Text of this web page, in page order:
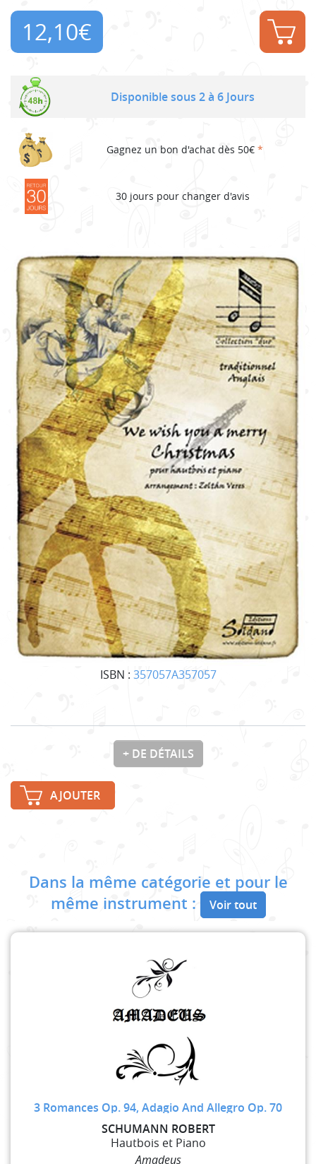
ISBN : 357057A357057
12,10€
Disponible sous 2 à 6 Jours
Gagnez un bon d'achat dès 50€ *
30 jours pour changer d'avis
+ DE DÉTAILS
AJOUTER
Dans la même catégorie et pour le
même instrument :
Voir tout
3 Romances Op. 94, Adagio And Allegro Op. 70
SCHUMANN ROBERT
Hautbois et Piano
Amadeus